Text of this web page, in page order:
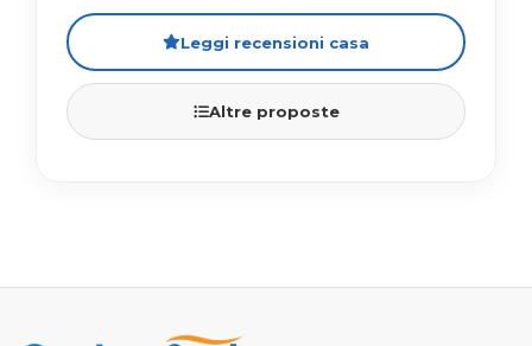
Leggi recensioni casa
Altre proposte